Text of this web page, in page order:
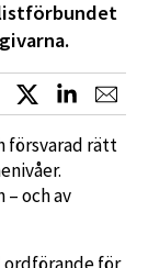
Dela på Facebook
Dela på XDela på
försvarad rätt
och av